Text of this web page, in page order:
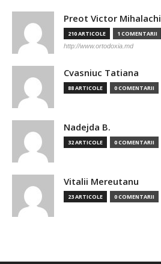
Preot Victor Mihalachi
210 ARTICOLE 1 COMENTARII
http://www.ortodoxia.md
Cvasniuc Tatiana
88 ARTICOLE 0 COMENTARII
Nadejda B.
32 ARTICOLE 0 COMENTARII
Vitalii Mereutanu
23 ARTICOLE 0 COMENTARII